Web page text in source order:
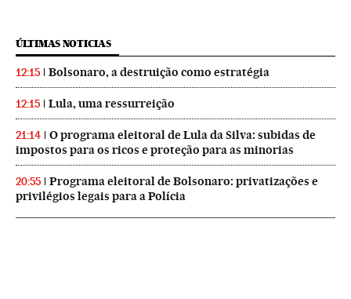
ÚLTIMAS NOTICIAS
12:15 Bolsonaro, a destruição como estratégia
12:15 Lula, uma ressurreição
21:14
O programa eleitoral de Lula da Silva: subidas de
impostos para os ricos e proteção para as minorias
20:55
Programa eleitoral de Bolsonaro: privatizações e
privilégios legais para a Polícia